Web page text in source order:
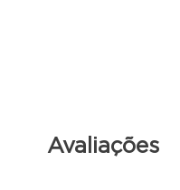
Reservatório em PP
Avaliações